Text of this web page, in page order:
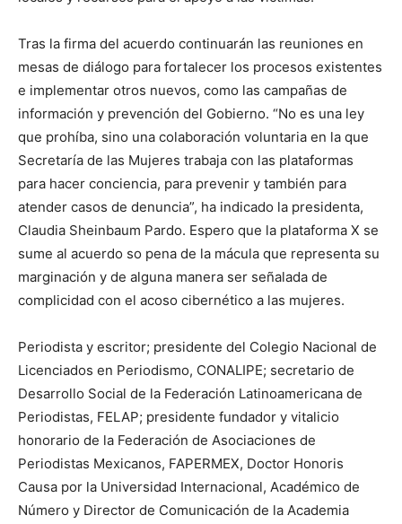
Tras la firma del acuerdo continuarán las reuniones en
mesas de diálogo para fortalecer los procesos existentes
e implementar otros nuevos, como las campañas de
información y prevención del Gobierno. “No es una ley
que prohíba, sino una colaboración voluntaria en la que
Secretaría de las Mujeres trabaja con las plataformas
para hacer conciencia, para prevenir y también para
atender casos de denuncia”, ha indicado la presidenta,
Claudia Sheinbaum Pardo. Espero que la plataforma X se
sume al acuerdo so pena de la mácula que representa su
marginación y de alguna manera ser señalada de
complicidad con el acoso cibernético a las mujeres.
Periodista y escritor; presidente del Colegio Nacional de
Licenciados en Periodismo, CONALIPE; secretario de
Desarrollo Social de la Federación Latinoamericana de
Periodistas, FELAP; presidente fundador y vitalicio
honorario de la Federación de Asociaciones de
Periodistas Mexicanos, FAPERMEX, Doctor Honoris
Causa por la Universidad Internacional, Académico de
Número y Director de Comunicación de la Academia